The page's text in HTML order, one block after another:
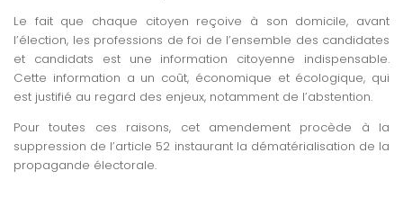
Le fait que chaque citoyen reçoive à son domicile, avant
l’élection, les professions de foi de l’ensemble des candidates
et candidats est une information citoyenne indispensable.
Cette information a un coût, économique et écologique, qui
est justifié au regard des enjeux, notamment de l’abstention.
Pour toutes ces raisons, cet amendement procède à la
suppression de l’article 52 instaurant la dématérialisation de la
propagande électorale.